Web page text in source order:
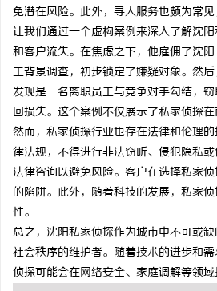
免潜在风险。此外，寻人服务也颇为常
让我们通过一个虚构案例来深入了解沈
和客户流失。在焦虑之下，他雇佣了沈
工背景调查，初步锁定了嫌疑对象。然
发现是一名离职员工与竞争对手勾结，
回损失。这个案例不仅展示了私家侦探
然而，私家侦探行业也存在法律和伦理
律法规，不得进行非法窃听、侵犯隐私
法律咨询以避免风险。客户在选择私家
的陷阱。此外，随着科技的发展，私家
性。
总之，沈阳私家侦探作为城市中不可或
社会秩序的维护者。随着技术的进步和
侦探可能会在网络安全、家庭调解等领